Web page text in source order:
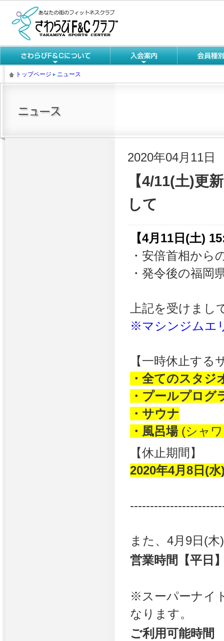
トップページ ニュース
2020年04月11日
【4/11(土)更
して
【4月11日(土)
・安倍首相から
・発令後の福岡
上記を受けまし
※マシンジムエ
【一時休止する
・全てのスタジ
・プールプログ
・サウナ
・風呂場 (シャ
【休止期間】
2020年4月8日(
また、4月9日(
営業時間【平
※スーパーナイ
なります。
ご利用可能時